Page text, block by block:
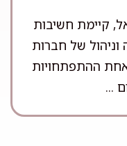
קיימת חשיבות
של חברות
אחת ההתפתחויות
...